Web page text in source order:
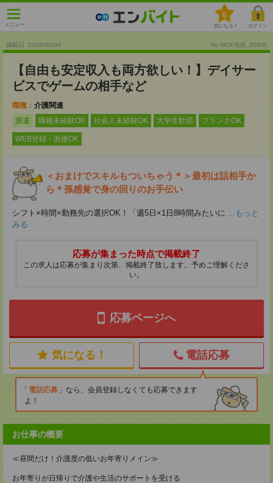
メニュー
0
気になる！ ログイン
掲載日 :2026/08/04 No.NCK池袋_20IKB
【自由も安定収入も両方欲しい！】デイサー
ビスでゲームの相手など
職種： 介護関連
派遣
職種未経験OK 社会人未経験OK 大学生歓迎 ブランクOK
WEB登録・面接OK
＜おまけでスキルもついちゃう＊＞最初は話相手か
ら＊孫感覚で身の回りのお手伝い
シフト×時間×勤務先の選択OK！「週5日×1日8時間みたいに ...もっと
みる
応募が集まった時点で掲載終了
この求人は応募が集まり次第、掲載終了致します。予めご理解くださ
い。
応募ページへ
気になる！ 電話応募
電話応募
なら、会員登録しなくても応募できます
よ！
お仕事の概要
≪昼間だけ！介護度の低いお年寄りメイン≫
お年寄りが日帰りで介護や生活のサポートを受ける